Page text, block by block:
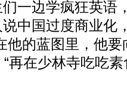
一边学疯狂英语
中国过度商业化
他的蓝图里，他
再在少林寺吃吃